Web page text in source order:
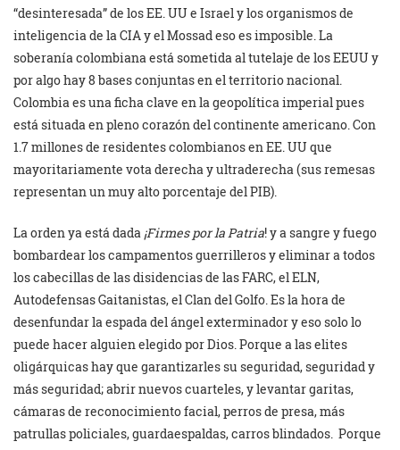
“desinteresada” de los EE. UU e Israel y los organismos de
inteligencia de la CIA y el Mossad eso es imposible. La
soberanía colombiana está sometida al tutelaje de los EEUU y
por algo hay 8 bases conjuntas en el territorio nacional.
Colombia es una ficha clave en la geopolítica imperial pues
está situada en pleno corazón del continente americano. Con
1.7 millones de residentes colombianos en EE. UU que
mayoritariamente vota derecha y ultraderecha (sus remesas
representan un muy alto porcentaje del PIB).
La orden ya está dada ¡Firmes por la Patria! y a sangre y fuego
bombardear los campamentos guerrilleros y eliminar a todos
los cabecillas de las disidencias de las FARC, el ELN,
Autodefensas Gaitanistas, el Clan del Golfo. Es la hora de
desenfundar la espada del ángel exterminador y eso solo lo
puede hacer alguien elegido por Dios. Porque a las elites
oligárquicas hay que garantizarles su seguridad, seguridad y
más seguridad; abrir nuevos cuarteles, y levantar garitas,
cámaras de reconocimiento facial, perros de presa, más
patrullas policiales, guardaespaldas, carros blindados. Porque